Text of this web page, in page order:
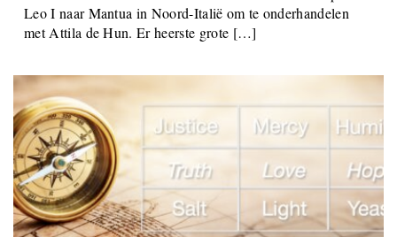
Leo I naar Mantua in Noord-Italië om te onderhandelen
met Attila de Hun. Er heerste grote […]